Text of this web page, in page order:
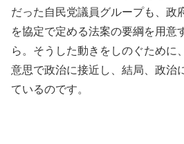
だった自民党議員グループも、政
を協定で定める法案の要綱を用意
ら。そうした動きをしのぐために
意思で政治に接近し、結局、政治
ているのです。